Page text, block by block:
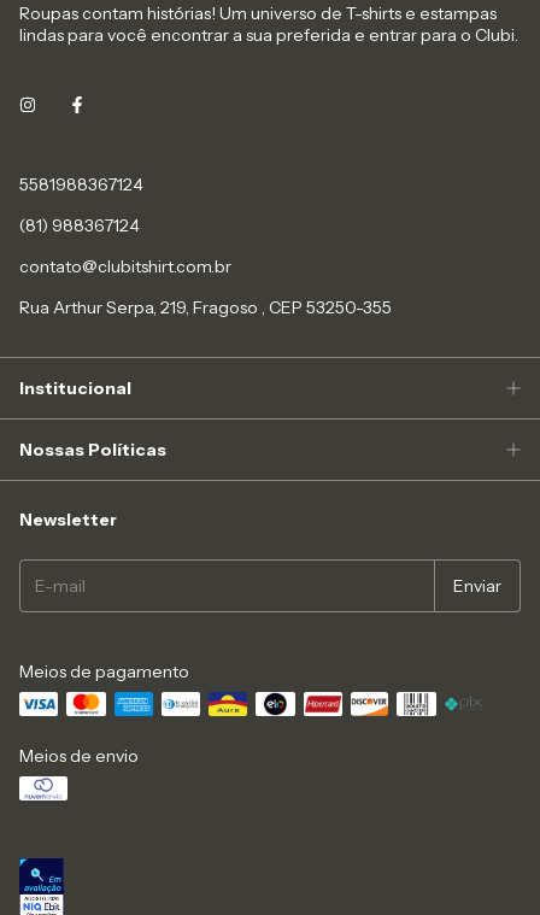
Roupas contam histórias! Um universo de T-shirts e estampas
lindas para você encontrar a sua preferida e entrar para o Clubi.
5581988367124
(81) 988367124
contato@clubitshirt.com.br
Rua Arthur Serpa, 219, Fragoso , CEP 53250-355
Institucional
Nossas Políticas
Newsletter
Meios de pagamento
Meios de envio